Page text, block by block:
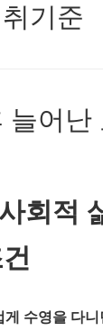
기준
늘어난
회적
게 수영을 다